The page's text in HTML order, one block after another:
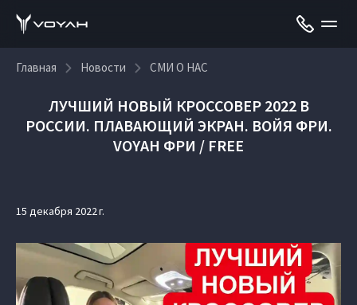
Главная Новости СМИ О НАС
ЛУЧШИЙ НОВЫЙ КРОССОВЕР 2022 В
РОССИИ. ПЛАВАЮЩИЙ ЭКРАН. ВОЙЯ ФРИ.
VOYAH ФРИ / FREE
15 декабря 2022 г.